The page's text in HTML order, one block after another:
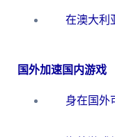
国外加速国内游戏